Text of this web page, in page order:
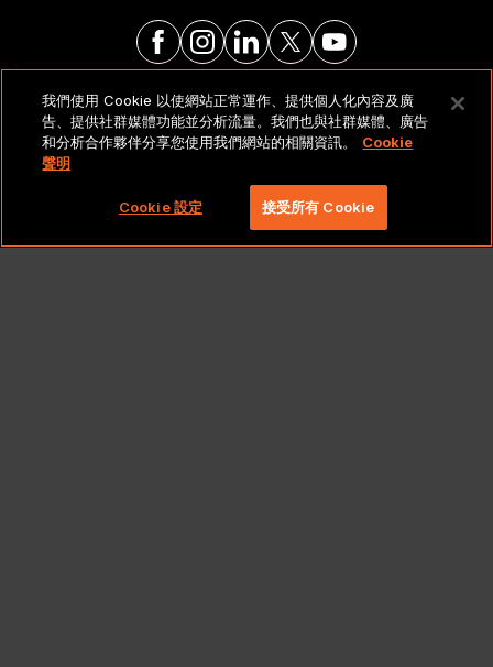
法律聲明與政策
Copyright 2026 Lionbridge Technologies, LLC. 著作
權所有，並保留一切權利。
我們使用 Cookie 以使網站正常運作、提供個人化內容及廣
告、提供社群媒體功能並分析流量。我們也與社群媒體、廣告
和分析合作夥伴分享您使用我們網站的相關資訊。
Cookie
聲明
Cookie 設定 接受所有 Cookie